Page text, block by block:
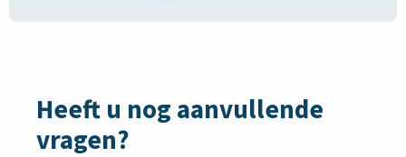
Heeft u nog aanvullende
vragen?